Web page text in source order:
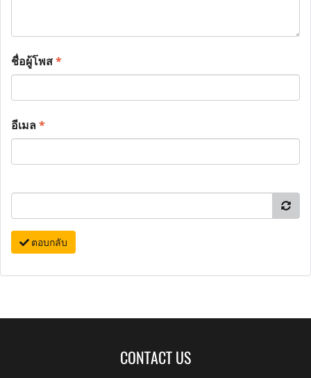
ชื่อผู้โพส*
อีเมล*
ตอบกลับ
CONTACT US